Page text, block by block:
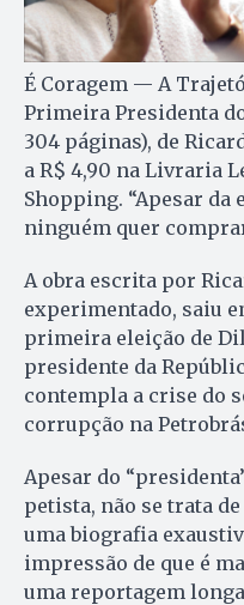
É Coragem — A
Primeira Presidenta
304 páginas), de
a R$ 4,90 na Livraria
Shopping. “Apesar da
ninguém quer
A obra escrita por
experimentado, saiu
primeira eleição de
presidente da
contempla a crise do
corrupção na
Apesar do
petista, não se trata
uma biografia
impressão de que é
uma reportagem